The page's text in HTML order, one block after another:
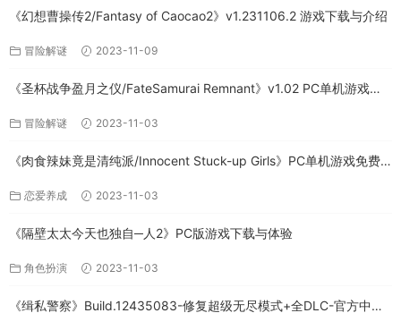
《幻想曹操传2/Fantasy of Caocao2》v1.231106.2 游戏下载与介绍
冒险解谜 2023-11-09
《圣杯战争盈月之仪/FateSamurai Remnant》v1.02 PC单机游戏下
冒险解谜 2023-11-03
《肉食辣妹竟是清纯派/Innocent Stuck-up Girls》PC单机游戏免费
恋爱养成 2023-11-03
《隔壁太太今天也独自─人2》PC版游戏下载与体验
角色扮演 2023-11-03
《缉私警察》Build.12435083-修复超级无尽模式+全DLC-官方中文-